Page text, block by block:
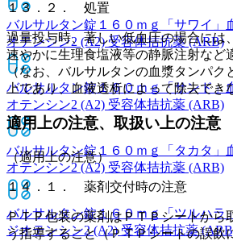
バルサルタン錠１６０ｍｇ「サワイ」
オテンシン2 (A2) 受容体拮抗薬 (ARB)
バルサルタン錠１６０ｍｇ「サンド」
オテンシン2 (A2) 受容体拮抗薬 (ARB)
バルサルタン錠１６０ｍｇ「タカタ」
オテンシン2 (A2) 受容体拮抗薬 (ARB)
バルサルタン錠１６０ｍｇ「ツルハラ
ジオテンシン2 (A2) 受容体拮抗薬
１３．２． 処置
過量投与時、著しい低血圧の場合には
速やかに生理食塩液等の静脈注射など
（なお、バルサルタンの血漿タンパク
上であり、血液透析によって除去でき
適用上の注意、取扱い上の注意
（適用上の注意）
１４．１． 薬剤交付時の注意
ＰＴＰ包装の薬剤はＰＴＰシートから
う指導すること（ＰＴＰシートの誤飲